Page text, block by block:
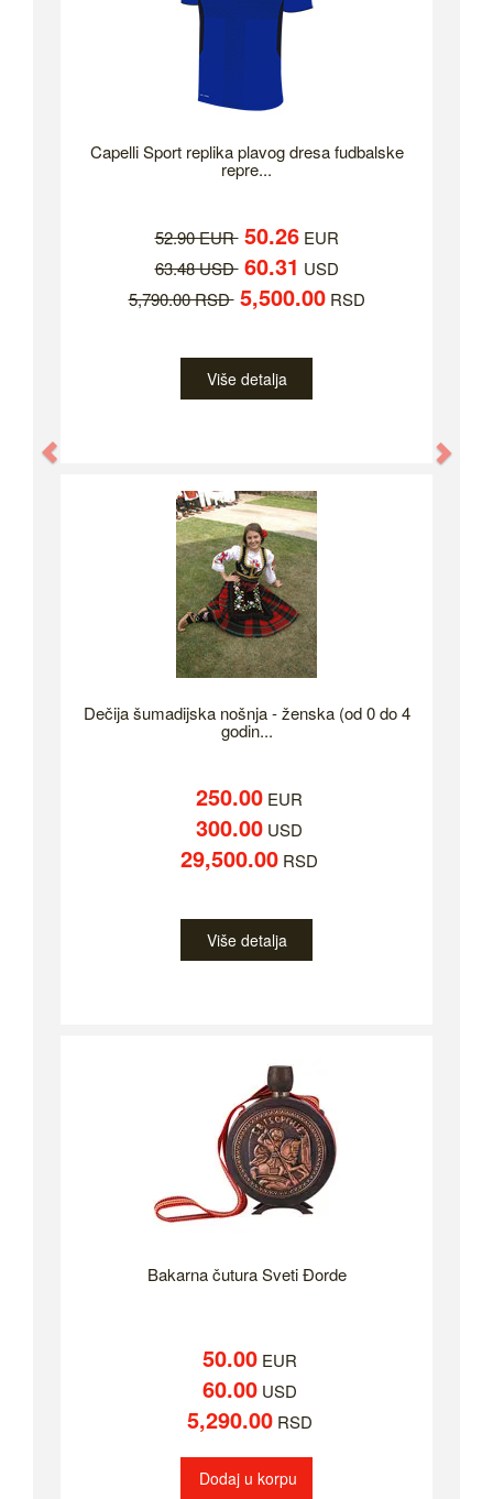
Capelli Sport replika plavog dresa fudbalske
repre...
52.90 EUR 50.26EUR
63.48 USD 60.31 USD
5,790.00 RSD 5,500.00RSD
Više detalja
Dečija šumadijska nošnja - ženska (od 0 do 4
godin...
250.00 EUR
300.00 USD
29,500.00 RSD
Više detalja
Bakarna čutura Sveti Đorde
50.00EUR
60.00USD
5,290.00RSD
Dodaj u korpu